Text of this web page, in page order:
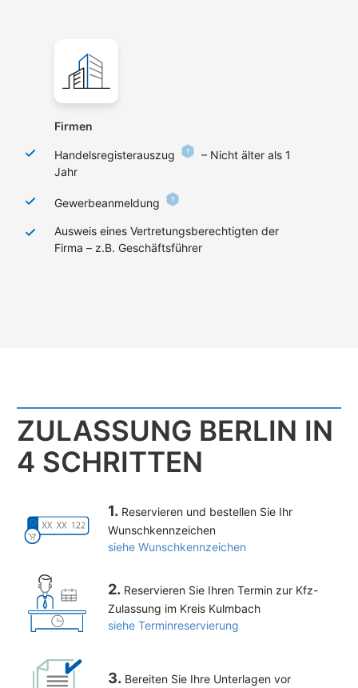
Firmen
Handelsregisterauszug
– Nicht älter als 1
Jahr
Gewerbeanmeldung
Ausweis eines Vertretungsberechtigten der
Firma – z.B. Geschäftsführer
ZULASSUNG BERLIN IN
4 SCHRITTEN
1. Reservieren und bestellen Sie Ihr
Wunschkennzeichen
siehe Wunschkennzeichen
2. Reservieren Sie Ihren Termin zur Kfz-
Zulassung im Kreis Kulmbach
siehe Terminreservierung
3. Bereiten Sie Ihre Unterlagen vor